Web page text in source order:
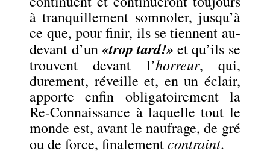
à tranquillement somnoler, jusqu’à
ce que, pour finir, ils se tiennent au-
devant d’un«trop tard!» et qu’ils se
trouvent devant l’horreur, qui,
durement, réveille et, en un éclair,
apporte enfin obligatoirement la
Re-Connaissance à laquelle tout le
monde est, avant le naufrage, de gré
ou de force, finalementcontraint.